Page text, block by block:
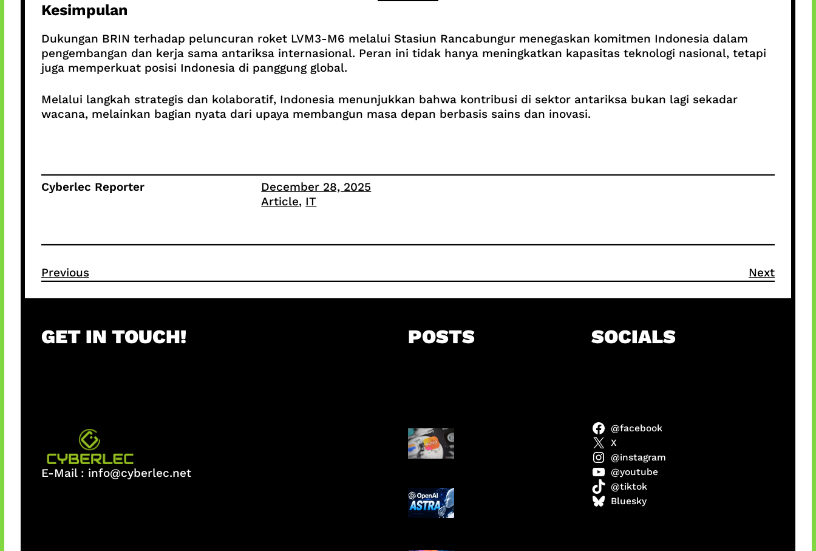
Kesimpulan
Dukungan BRIN terhadap peluncuran roket LVM3-M6 melalui Stasiun Rancabungur menegaskan komitmen Indonesia dalam
pengembangan dan kerja sama antariksa internasional. Peran ini tidak hanya meningkatkan kapasitas teknologi nasional, tetapi
juga memperkuat posisi Indonesia di panggung global.
Melalui langkah strategis dan kolaboratif, Indonesia menunjukkan bahwa kontribusi di sektor antariksa bukan lagi sekadar
wacana, melainkan bagian nyata dari upaya membangun masa depan berbasis sains dan inovasi.
Cyberlec Reporter
December 28, 2025
Article, IT
Previous Next
GET IN TOUCH!
E-Mail : info@cyberlec.net
POSTS
Suno Perkuat Label
Musik AI
OpenAI Tahan Model
Astra
SOCIALS
@facebook
X
@instagram
@youtube
@tiktok
Bluesky